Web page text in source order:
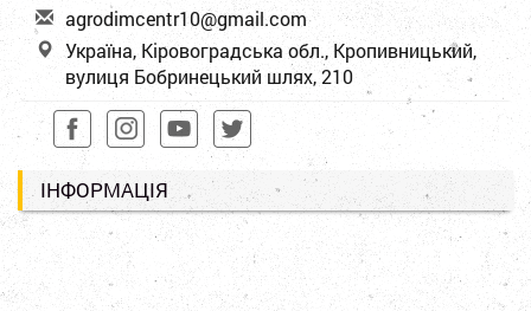
agrodimcentr10@gmail.com
Україна, Кіровоградська обл., Кропивницький,
вулиця Бобринецький шлях, 210
ІНФОРМАЦІЯ